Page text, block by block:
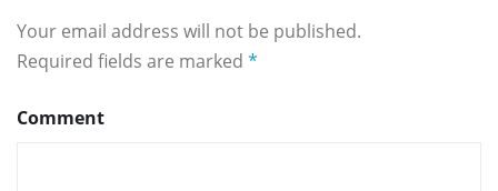
Your email address will not be published.
Required fields are marked *
Comment